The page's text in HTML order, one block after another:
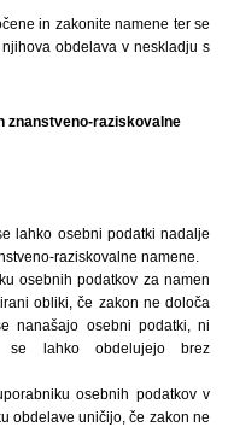
in zakonite namene ter se
obdelava v neskladju s
znanstveno-raziskovalne
lahko osebni podatki nadalje
raziskovalne namene.
osebnih podatkov za namen
obliki, če zakon ne določa
nanašajo osebni podatki, ni
se lahko obdelujejo brez
osebnih podatkov v
obdelave uničijo, če zakon ne